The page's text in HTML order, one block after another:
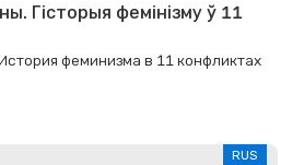
Гісторыя фемінізму ў 11
феминизма в 11 конфликтах
RUS